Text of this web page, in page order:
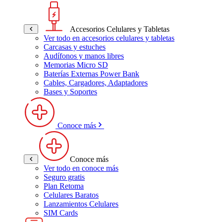
Accesorios Celulares y Tabletas
Ver todo en accesorios celulares y tabletas
Carcasas y estuches
Audífonos y manos libres
Memorias Micro SD
Baterías Externas Power Bank
Cables, Cargadores, Adaptadores
Bases y Soportes
Conoce más
Conoce más
Ver todo en conoce más
Seguro gratis
Plan Retoma
Celulares Baratos
Lanzamientos Celulares
SIM Cards